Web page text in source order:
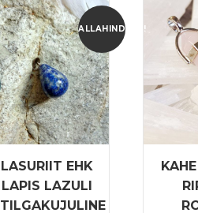
ALLAHINDLUS!
LASURIIT EHK
LAPIS LAZULI
TILGAKUJULINE